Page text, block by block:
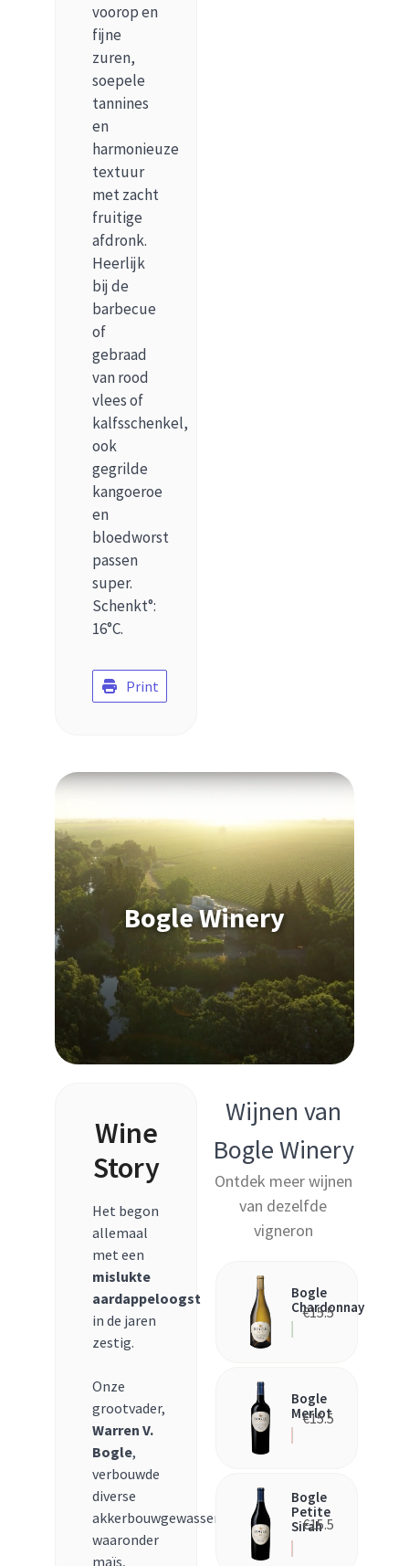
voorop en
fijne
zuren,
soepele
tannines
en
harmonieuze
textuur
met zacht
fruitige
afdronk.
Heerlijk
bij de
barbecue
of
gebraad
van rood
vlees of
kalfsschenkel,
ook
gegrilde
kangoeroe
en
bloedworst
passen
super.
Schenkt°:
16°C.
Print
Bogle Winery
Wine
Story
Het begon
allemaal
met een
mislukte
aardappeloogst
in de jaren
zestig.
Onze
grootvader,
Warren V.
Bogle,
verbouwde
diverse
akkerbouwgewassen
waaronder
maïs,
Wijnen van
Bogle Winery
Ontdek meer wijnen
van dezelfde
vigneron
Bogle
Chardonnay
€15.5
Bogle
Merlot
€15.5
Bogle
Petite
Sirah
€15.5